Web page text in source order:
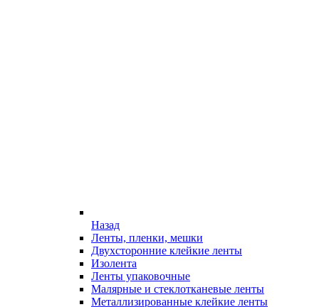
Назад
Ленты, пленки, мешки
Двухсторонние клейкие ленты
Изолента
Ленты упаковочные
Малярные и стеклотканевые ленты
Металлизированные клейкие ленты